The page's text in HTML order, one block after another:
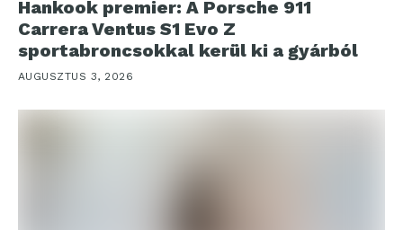
Hankook premier: A Porsche 911
Carrera Ventus S1 Evo Z
sportabroncsokkal kerül ki a gyárból
AUGUSZTUS 3, 2026